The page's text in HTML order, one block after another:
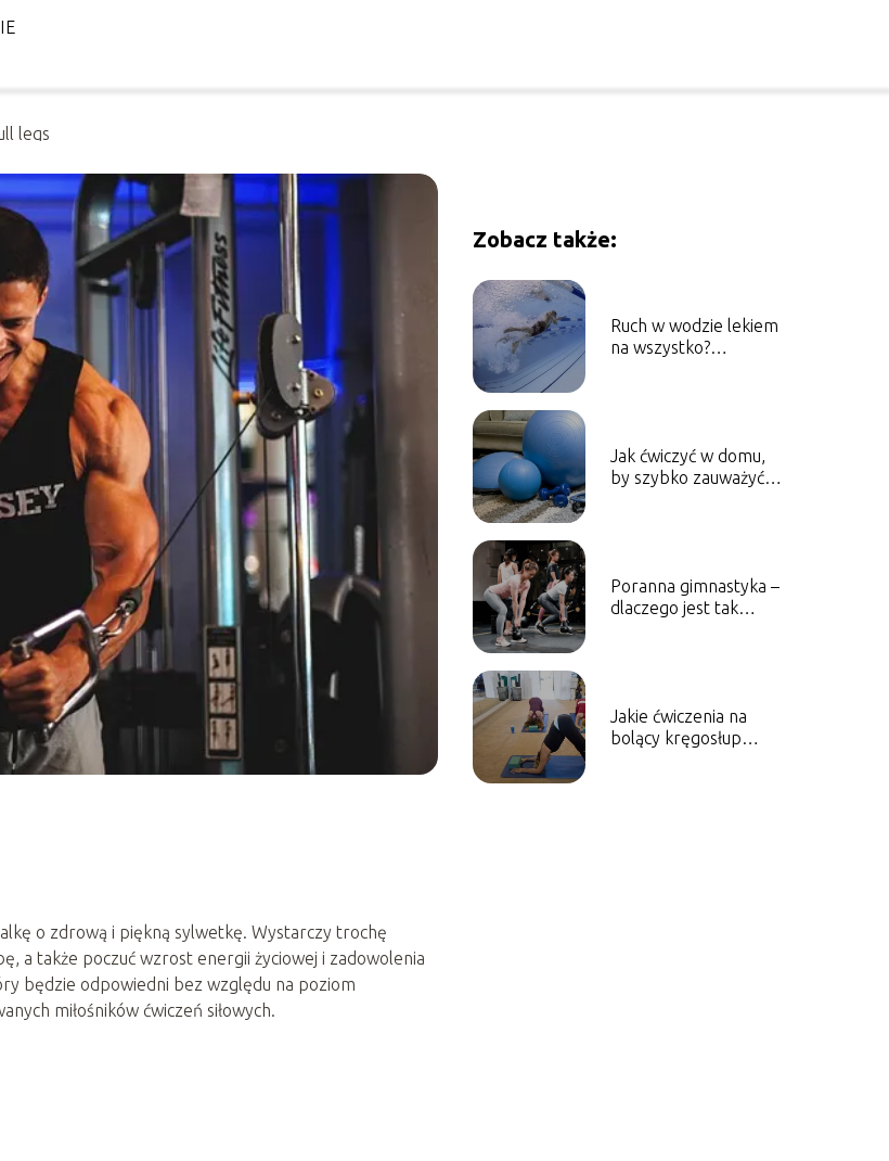
legs
o zdrową i piękną sylwetkę. Wystarczy trochę
a także poczuć wzrost energii życiowej i zadowolenia
będzie odpowiedni bez względu na poziom
miłośników ćwiczeń siłowych.
Zobacz także:
Ruch w wodzie lekiem
na wszystko?
Jak ćwiczyć w domu,
by szybko zauważyć
Poranna gimnastyka –
dlaczego jest tak
Jakie ćwiczenia na
bolący kręgosłup